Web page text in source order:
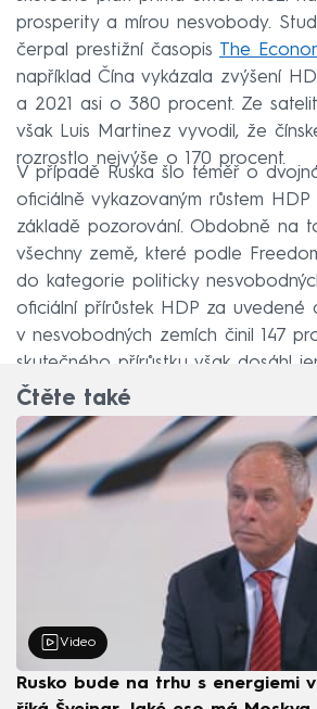
prosperity a mírou nesvobody.
čerpal prestižní časopis The
například Čína vykázala zvýšení
a 2021 asi o 380 procent. Ze
však Luis Martinez vyvodil, že
rozrostlo nejvýše o 170 procent.
V případě Ruska šlo téměř o
oficiálně vykazovaným růstem
základě pozorování. Obdobně na
všechny země, které podle
do kategorie politicky
oficiální přírůstek HDP za uvedené
v nesvobodných zemích činil 147
skutečného přírůstku však dosáhl
Čtěte také
Video
Rusko bude na trhu s energiemi